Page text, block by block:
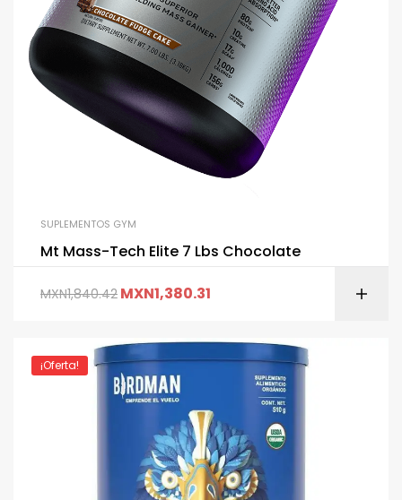
SUPLEMENTOS GYM
Mt Mass-Tech Elite 7 Lbs Chocolate
MXN1,840.42 MXN1,380.31
¡Oferta!